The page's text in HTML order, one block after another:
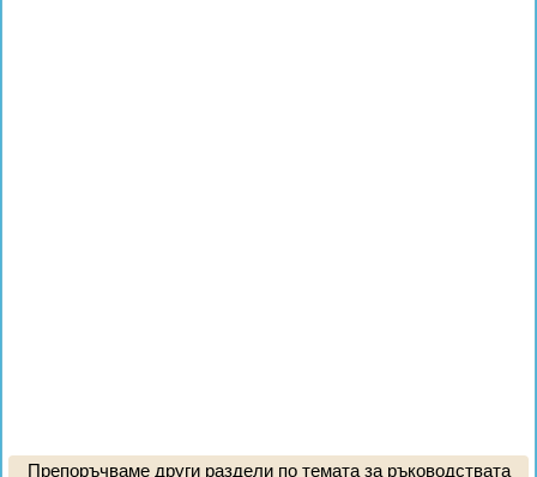
Препоръчваме други раздели по темата за ръководствата